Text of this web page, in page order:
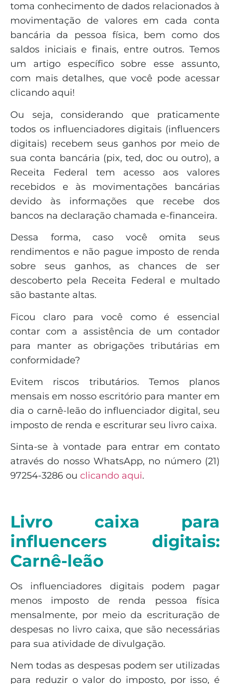
toma conhecimento de dados relacionados à
movimentação de valores em cada conta
bancária da pessoa física, bem como dos
saldos iniciais e finais, entre outros. Temos
um artigo específico sobre esse assunto,
com mais detalhes, que você pode acessar
clicando aqui!
Ou seja, considerando que praticamente
todos os influenciadores digitais (influencers
digitais) recebem seus ganhos por meio de
sua conta bancária (pix, ted, doc ou outro), a
Receita Federal tem acesso aos valores
recebidos e às movimentações bancárias
devido às informações que recebe dos
bancos na declaração chamada e-financeira.
Dessa forma, caso você omita seus
rendimentos e não pague imposto de renda
sobre seus ganhos, as chances de ser
descoberto pela Receita Federal e multado
são bastante altas.
Ficou claro para você como é essencial
contar com a assistência de um contador
para manter as obrigações tributárias em
conformidade?
Evitem riscos tributários. Temos planos
mensais em nosso escritório para manter em
dia o carnê-leão do influenciador digital, seu
imposto de renda e escriturar seu livro caixa.
Sinta-se à vontade para entrar em contato
através do nosso WhatsApp, no número (21)
97254-3286 ou clicando aqui.
Livro caixa para
influencers digitais:
Carnê-leão
Os influenciadores digitais podem pagar
menos imposto de renda pessoa física
mensalmente, por meio da escrituração de
despesas no livro caixa, que são necessárias
para sua atividade de divulgação.
Nem todas as despesas podem ser utilizadas
para reduzir o valor do imposto, por isso, é